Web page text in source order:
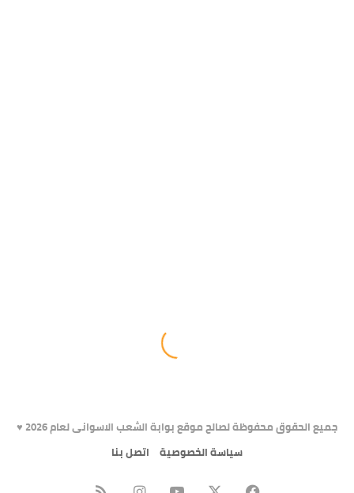
جميع الحقوق محفوظة لصالح موقع بوابة الشعب الاسوانى لعام 2026 ♥️
سياسة الخصوصية اتصل بنا